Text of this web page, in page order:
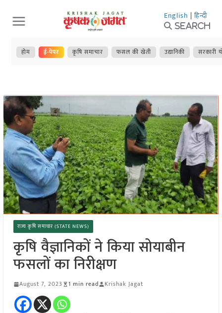
Skip
to
content
English | हिन्दी
Search
होम ई-पेपर कृषि समाचार फसल की खेती उद्यानिकी सरकारी
राज्य कृषि समाचार (STATE NEWS)
कृषि वैज्ञानिकों ने किया सोयाबीन
फसलों का निरीक्षण
August 7, 2023 1 min read Krishak Jagat